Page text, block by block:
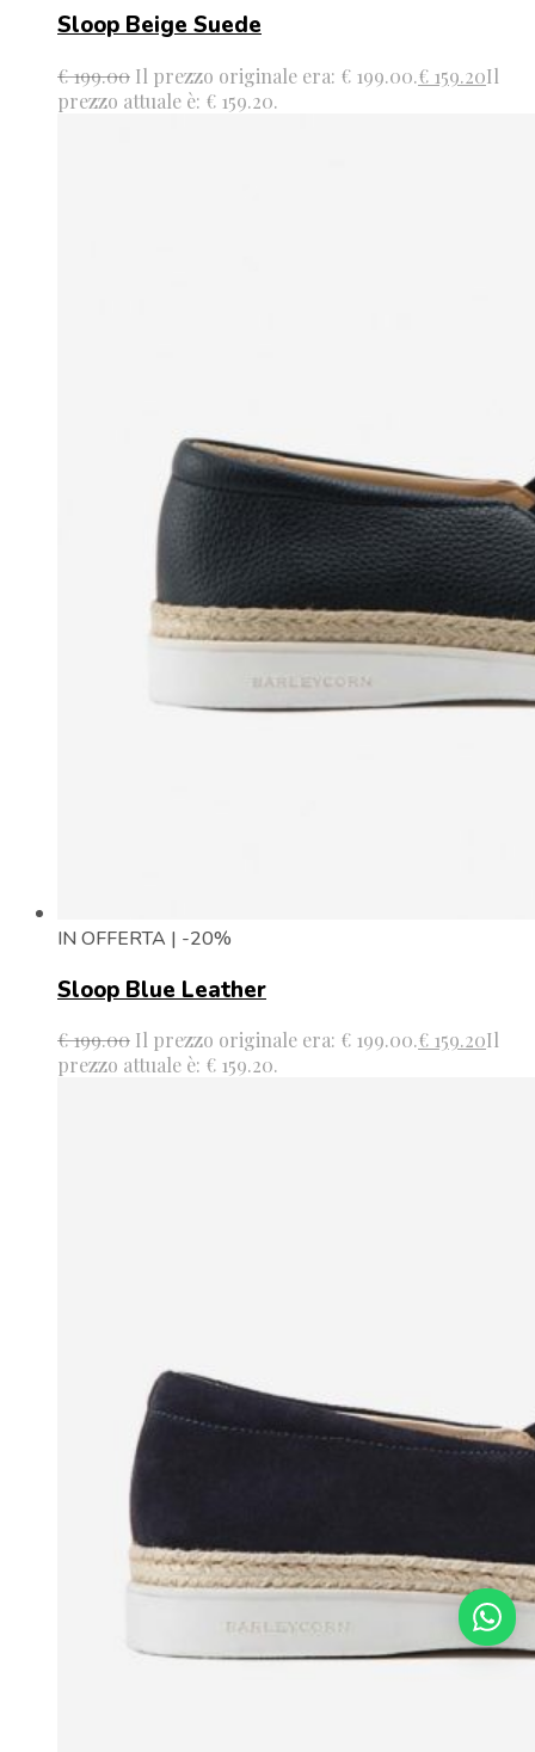
Sloop Beige Suede
€199.00 Il prezzo originale era: € 199.00.€ 159.20Il
prezzo attuale è: € 159.20.
IN OFFERTA | -20%
Sloop Blue Leather
€199.00 Il prezzo originale era: € 199.00.€ 159.20Il
prezzo attuale è: € 159.20.